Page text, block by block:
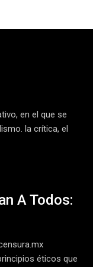
en el que se
la crítica, el
A Todos:
éticos que